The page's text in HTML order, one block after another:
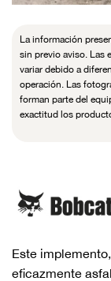
La información
sin previo aviso. Las
variar debido a
operación. Las
forman parte del
exactitud los
Este
eficazmente